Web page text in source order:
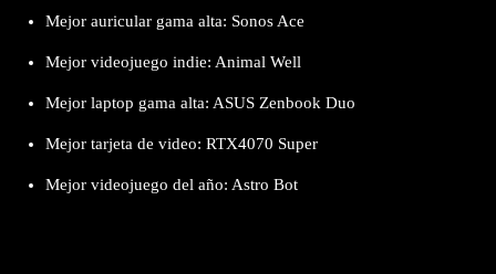
Mejor auricular gama alta: Sonos Ace
Mejor videojuego indie: Animal Well
Mejor laptop gama alta: ASUS Zenbook Duo
Mejor tarjeta de video: RTX4070 Super
Mejor videojuego del año: Astro Bot